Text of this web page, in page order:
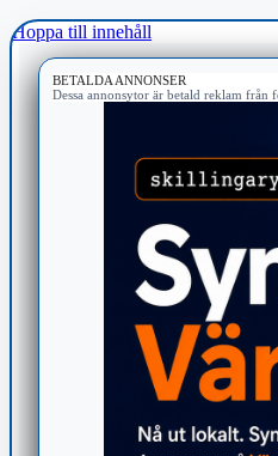
Hoppa till innehåll
BETALDA ANNONSER
Dessa annonsytor är betald reklam från